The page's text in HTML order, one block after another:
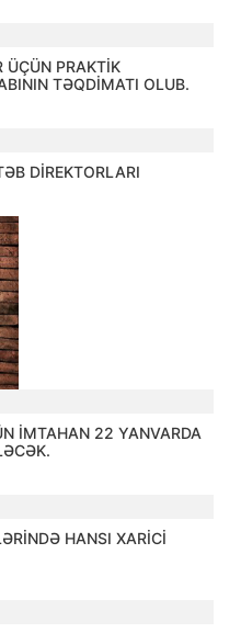
ÜÇÜN PRAKTİK
TƏQDİMATI OLUB.
DİREKTORLARI
İMTAHAN 22 YANVARDA
HANSI XARİCİ